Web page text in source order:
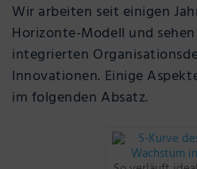
Wir arbeiten seit einigen
Horizonte-Modell und
integrierten
Innovationen. Einige
im folgenden Absatz.